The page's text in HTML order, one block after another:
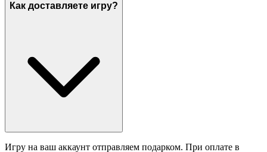
Как доставляете игру?
Игру на ваш аккаунт отправляем подарком. При оплате в